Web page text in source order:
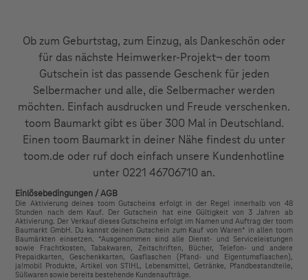
Ob zum Geburtstag, zum Einzug, als Dankeschön oder
für das nächste Heimwerker-Projekt¬ der toom
Gutschein ist das passende Geschenk für jeden
Selbermacher und alle, die Selbermacher werden
möchten. Einfach ausdrucken und Freude verschenken.
toom Baumarkt gibt es über 300 Mal in Deutschland.
Einen toom Baumarkt in deiner Nähe findest du unter
toom.de oder ruf doch einfach unsere Kundenhotline
unter 0221 46706710 an.
Einlösebedingungen / AGB
Die Aktivierung deines toom Gutscheins erfolgt in der Regel innerhalb von 48
Stunden nach dem Kauf. Der Gutschein hat eine Gültigkeit von 3 Jahren ab
Aktivierung. Der Verkauf dieses Gutscheins erfolgt im Namen und Auftrag der toom
Baumarkt GmbH. Du kannst deinen Gutschein zum Kauf von Waren* in allen toom
Baumärkten einsetzen. *Ausgenommen sind alle Dienst- und Serviceleistungen
sowie Frachtkosten, Tabakwaren, Zeitschriften, Bücher, Telefon- und andere
Prepaidkarten, Geschenkkarten, Gasflaschen (Pfand- und Eigentumsflaschen),
ja!mobil Produkte, Artikel von STIHL, Lebensmittel, Getränke, Pfandbestandteile,
Süßwaren sowie bereits bestehende Kundenaufträge.